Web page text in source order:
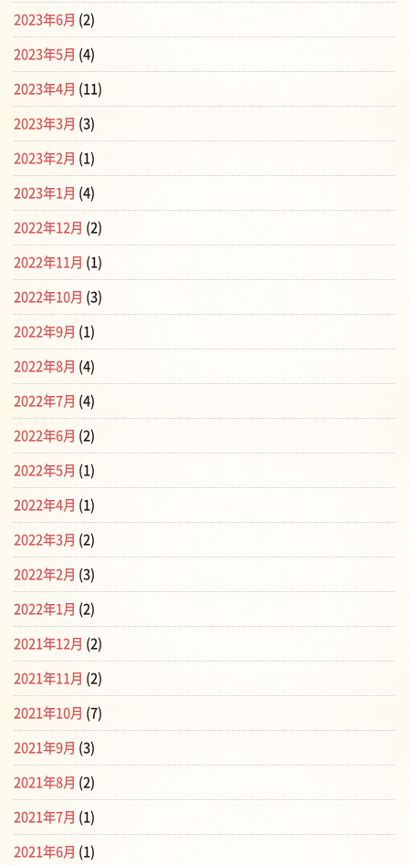
2023年6月 (2)
2023年5月 (4)
2023年4月 (11)
2023年3月 (3)
2023年2月 (1)
2023年1月 (4)
2022年12月 (2)
2022年11月 (1)
2022年10月 (3)
2022年9月 (1)
2022年8月 (4)
2022年7月 (4)
2022年6月 (2)
2022年5月 (1)
2022年4月 (1)
2022年3月 (2)
2022年2月 (3)
2022年1月 (2)
2021年12月 (2)
2021年11月 (2)
2021年10月 (7)
2021年9月 (3)
2021年8月 (2)
2021年7月 (1)
2021年6月 (1)